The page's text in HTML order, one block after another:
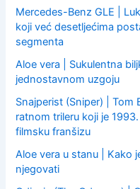
Mercedes-Benz GLE |
koji već desetljećima
segmenta
Aloe vera | Sukulentna
jednostavnom uzgoju
Snajperist (Sniper) | Tom
ratnom trileru koji je
filmsku franšizu
Aloe vera u stanu | Kako
njegovati